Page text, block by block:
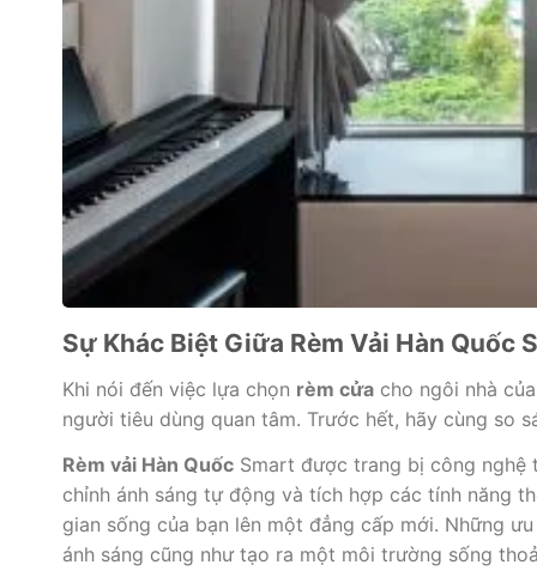
Sự Khác Biệt Giữa Rèm Vải Hàn Quốc
Khi nói đến việc lựa chọn rèm cửacho ngôi nhà
người tiêu dùng quan tâm. Trước hết, hãy cùng so
Rèm vải Hàn QuốcSmart được trang bị công nghệ
chỉnh ánh sáng tự động và tích hợp các tính năng
gian sống của bạn lên một đẳng cấp mới. Những
ánh sáng cũng như tạo ra một môi trường sống